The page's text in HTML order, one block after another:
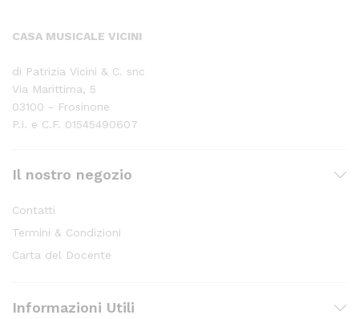
CASA MUSICALE VICINI
di Patrizia Vicini & C. snc
Via Marittima, 5
03100 - Frosinone
P.I. e C.F. 01545490607
Il nostro negozio
Contatti
Termini & Condizioni
Carta del Docente
Informazioni Utili